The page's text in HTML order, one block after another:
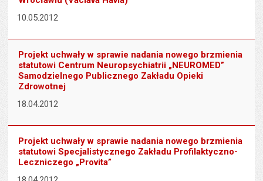
10.05.2012
Projekt uchwały w sprawie nadania nowego brzmienia
statutowi Centrum Neuropsychiatrii „NEUROMED”
Samodzielnego Publicznego Zakładu Opieki
Zdrowotnej
18.04.2012
Projekt uchwały w sprawie nadania nowego brzmienia
statutowi Specjalistycznego Zakładu Profilaktyczno-
Leczniczego „Provita”